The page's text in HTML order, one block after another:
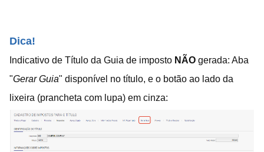
Dica!
Indicativo de Título da Guia de imposto NÃO gerada: Aba
"Gerar Guia" disponível no título, e o botão ao lado da
lixeira (prancheta com lupa) em cinza: